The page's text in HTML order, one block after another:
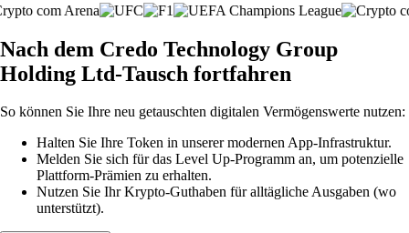
Nach dem Credo Technology Group
Holding Ltd-Tausch fortfahren
So können Sie Ihre neu getauschten digitalen Vermögenswerte nutzen:
Halten Sie Ihre Token in unserer modernen App-Infrastruktur.
Melden Sie sich für das Level Up-Programm an, um potenzielle
Plattform-Prämien zu erhalten.
Nutzen Sie Ihr Krypto-Guthaben für alltägliche Ausgaben (wo
unterstützt).